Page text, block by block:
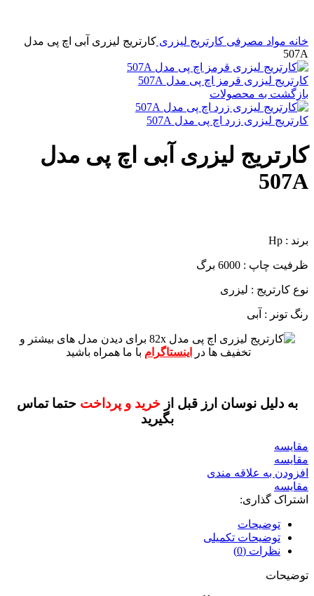
خانه مواد مصرفی کارتریج لیزری کارتریج لیزری آبی اچ پی مدل
507A
کارتریج لیزری قرمز اچ پی مدل 507A
بازگشت به محصولات
کارتریج لیزری زرد اچ پی مدل 507A
کارتریج لیزری آبی اچ پی مدل
507A
برند : Hp
ظرفیت چاپ : 6000 برگ
نوع کارتریج : لیزری
رنگ تونر : آبی
برای دیدن مدل های بیشتر و
تخفیف ها در
اینستاگرام با ما همراه باشید
به دلیل نوسان ارز قبل از خرید و پرداختحتما تماس
بگیرید
مقايسه
مقایسه
افزودن به علاقه مندی
مقایسه
اشتراک گذاری:
توضیحات
توضیحات تکمیلی
نظرات (0)
توضیحات